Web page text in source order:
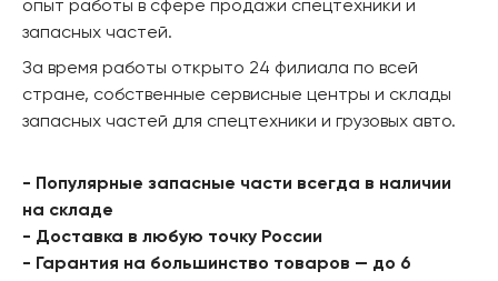
опыт работы в сфере продажи спецтехники и
запасных частей.
За время работы открыто 24 филиала по всей
стране, собственные сервисные центры и склады
запасных частей для спецтехники и грузовых авто.
- Популярные запасные части всегда в наличии
на складе
- Доставка в любую точку России
- Гарантия на большинство товаров — до 6